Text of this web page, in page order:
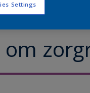
met CF22-kleuren
om
Settings